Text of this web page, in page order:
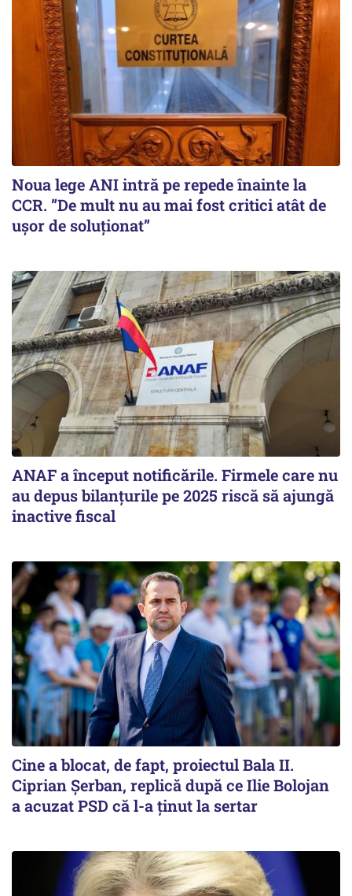
Noua lege ANI intră pe repede înainte la
CCR. ”De mult nu au mai fost critici atât de
ușor de soluționat”
ANAF a început notificările. Firmele care nu
au depus bilanțurile pe 2025 riscă să ajungă
inactive fiscal
Cine a blocat, de fapt, proiectul Bala II.
Ciprian Șerban, replică după ce Ilie Bolojan
a acuzat PSD că l-a ținut la sertar